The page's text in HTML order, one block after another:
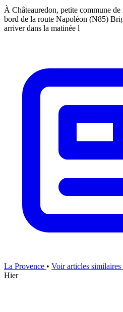
À Châteauredon, petite commune
bord de la route Napoléon (N85)
arriver dans la matinée l
La Provence • Voir articles
Hier